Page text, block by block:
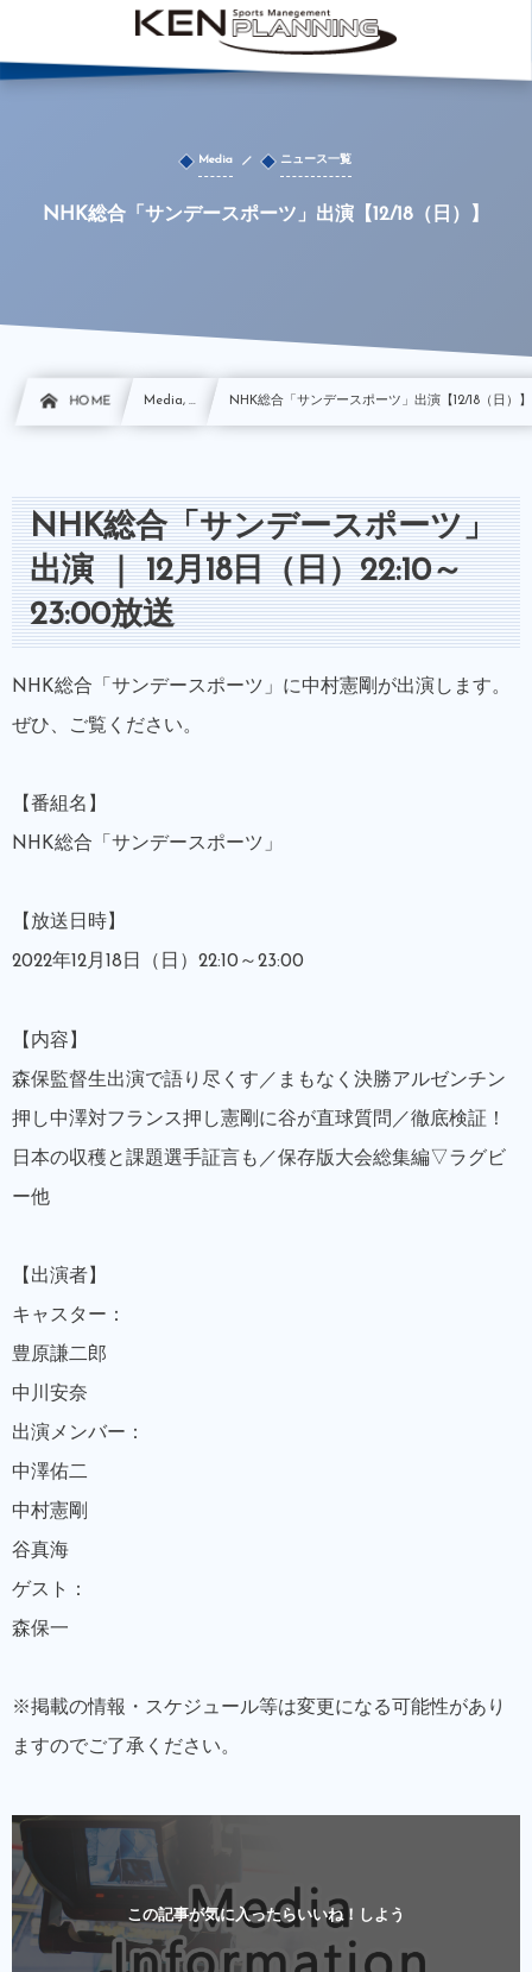
Media ニュース一覧
NHK総合「サンデースポーツ」出演【12/18（日）】
HOME Media, … NHK総合「サンデースポーツ」出演【12/18（日）】
NHK総合「サンデースポーツ」
出演 ｜ 12月18日（日）22:10～
23:00放送
NHK総合「サンデースポーツ」に中村憲剛が出演します。
ぜひ、ご覧ください。
【番組名】
NHK総合「サンデースポーツ」
【放送日時】
2022年12月18日（日）22:10～23:00
【内容】
森保監督生出演で語り尽くす／まもなく決勝アルゼンチン
押し中澤対フランス押し憲剛に谷が直球質問／徹底検証！
日本の収穫と課題選手証言も／保存版大会総集編▽ラグビ
ー他
【出演者】
キャスター：
豊原謙二郎
中川安奈
出演メンバー：
中澤佑二
中村憲剛
谷真海
ゲスト：
森保一
※掲載の情報・スケジュール等は変更になる可能性があり
ますのでご了承ください。
この記事が気に入ったらいいね！しよう